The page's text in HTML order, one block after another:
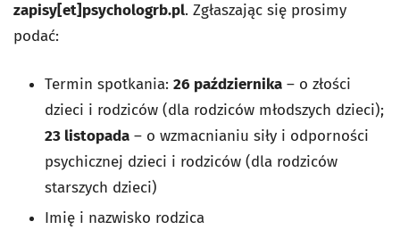
zapisy[et]psychologrb.pl. Zgłaszając się prosimy
podać:
Termin spotkania: 26 października – o złości
dzieci i rodziców (dla rodziców młodszych dzieci);
23 listopada – o wzmacnianiu siły i odporności
psychicznej dzieci i rodziców (dla rodziców
starszych dzieci)
Imię i nazwisko rodzica